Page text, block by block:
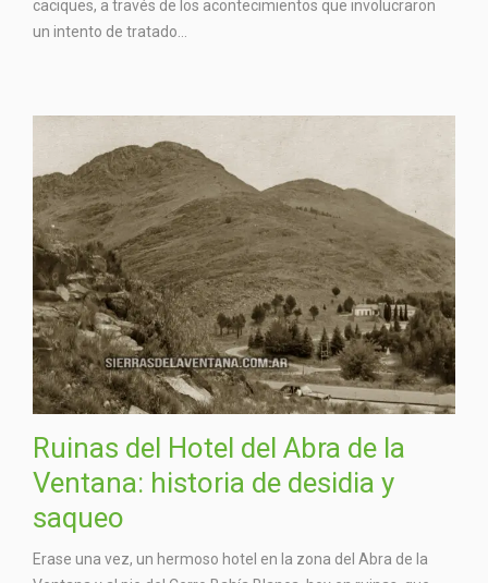
caciques, a través de los acontecimientos que involucraron
un intento de tratado...
Ruinas del Hotel del Abra de la
Ventana: historia de desidia y
saqueo
Erase una vez, un hermoso hotel en la zona del Abra de la